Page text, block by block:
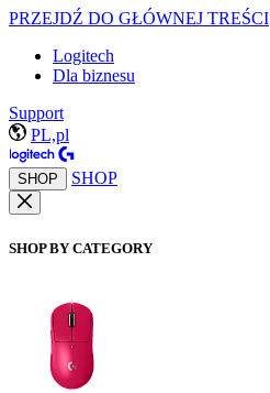
PRZEJDŹ DO GŁÓWNEJ TREŚCI
Logitech
Dla biznesu
Support
PL,pl
SHOP SHOP
SHOP BY CATEGORY